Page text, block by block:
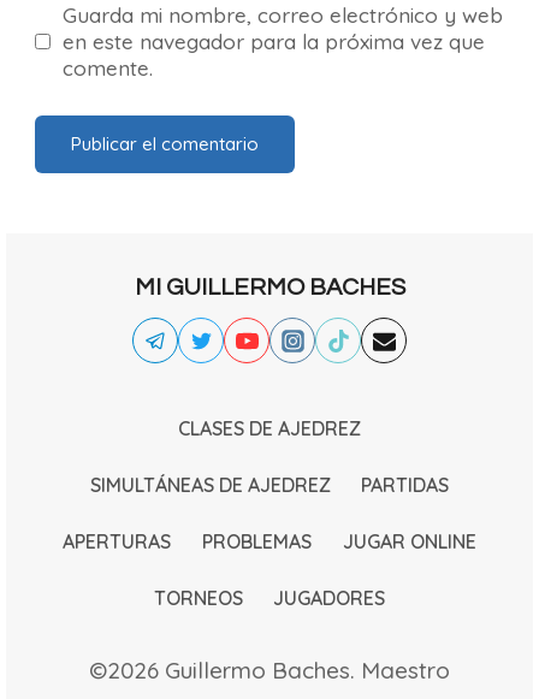
Guarda mi nombre, correo electrónico y web
en este navegador para la próxima vez que
comente.
MI GUILLERMO BACHES
CLASES DE AJEDREZ
SIMULTÁNEAS DE AJEDREZ PARTIDAS
APERTURAS PROBLEMAS JUGAR ONLINE
TORNEOS JUGADORES
©2026 Guillermo Baches. Maestro